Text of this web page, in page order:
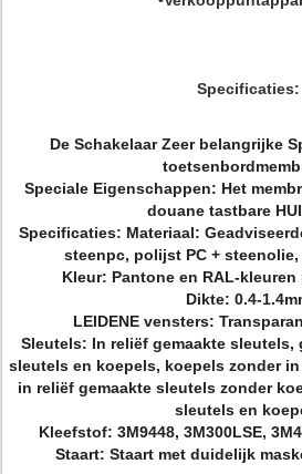
Specificaties:
De Schakelaar Zeer belangrijke
Speciale Eigenschappen: Het
douane tastbare
Specificaties: Materiaal:
steenpc, polijst PC +
Kleur: Pantone en RAL-
Dikte: 0.4-
LEIDENE vensters:
Sleutels: In reliëf gemaakte sleutels,
sleutels en koepels, koepels zonder
in reliëf gemaakte sleutels zonder
sleutels en
Kleefstof: 3M9448, 3M300LSE,
Staart: Staart met duidelijk